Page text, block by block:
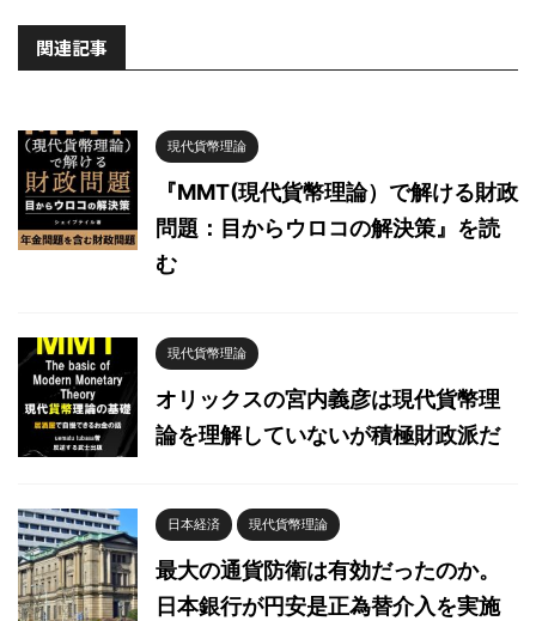
関連記事
現代貨幣理論
『MMT(現代貨幣理論）で解ける財政
問題：目からウロコの解決策』を読
む
現代貨幣理論
オリックスの宮内義彦は現代貨幣理
論を理解していないが積極財政派だ
日本経済 現代貨幣理論
最大の通貨防衛は有効だったのか。
日本銀行が円安是正為替介入を実施